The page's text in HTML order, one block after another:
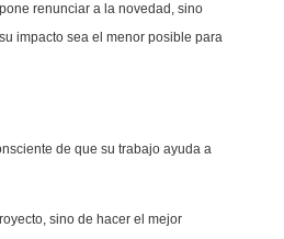
renunciar a la novedad, sino
impacto sea el menor posible para
de que su trabajo ayuda a
sino de hacer el mejor